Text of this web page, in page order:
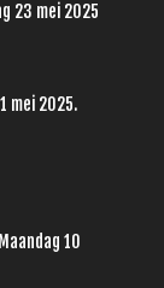
23 mei 2025
mei 2025.
10